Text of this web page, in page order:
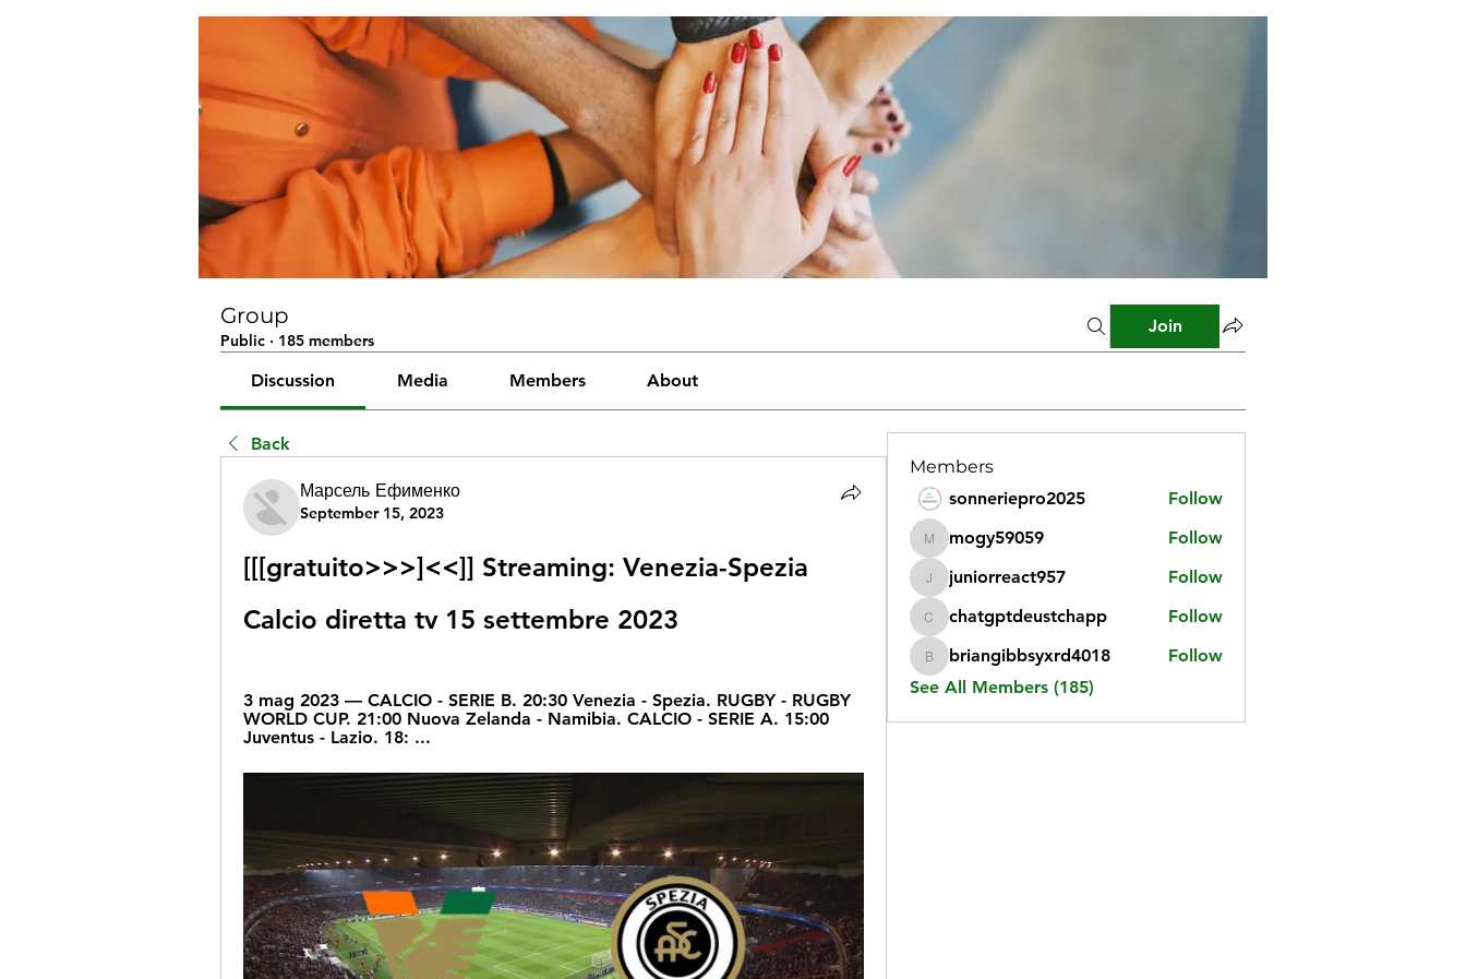
Group
Public · 185 members
Join
Discussion Media Members About
Back
Марсель Ефименко
September 15, 2023
[[[gratuito>>>]<<]] Streaming: Venezia-Spezia
Calcio diretta tv 15 settembre 2023
3 mag 2023 — CALCIO - SERIE B. 20:30 Venezia - Spezia. RUGBY - RUGBY
WORLD CUP. 21:00 Nuova Zelanda - Namibia. CALCIO - SERIE A. 15:00
Juventus - Lazio. 18: ...
Members
sonneriepro2025
Follow
mogy59059
mogy59059 Follow
juniorreact957
juniorreact957 Follow
chatgptdeustchapp
chatgptdeustchapp Follow
briangibbsyxrd4018
briangibbsyxrd4018
Follow
See All Members (185)